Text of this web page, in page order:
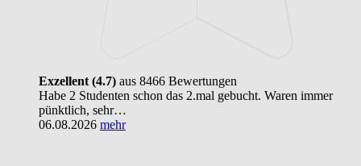
Exzellent (4.7) aus 8466 Bewertungen
Habe 2 Studenten schon das 2.mal gebucht. Waren immer
pünktlich, sehr…
06.08.2026 mehr